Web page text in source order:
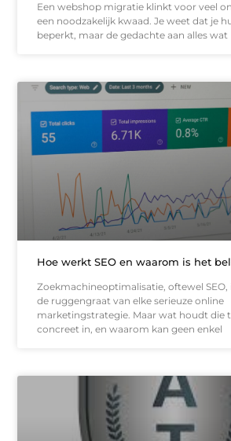
Een webshop migratie klinkt voor veel
een noodzakelijk kwaad. Je weet dat je
beperkt, maar de gedachte aan alles wat
Hoe werkt SEO en waarom is het
Zoekmachineoptimalisatie, oftewel
de ruggengraat van elke serieuze online
marketingstrategie. Maar wat houdt die
concreet in, en waarom kan geen enkel